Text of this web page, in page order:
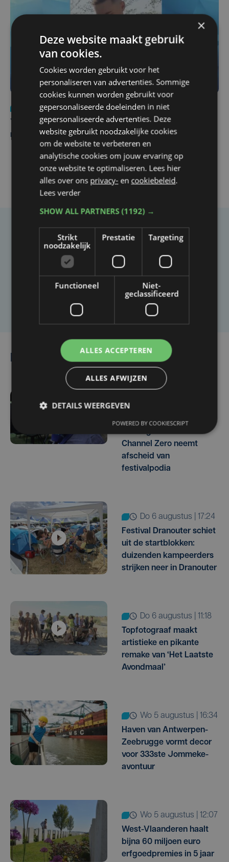
Nieuws
do 6 augustus | 21:30
Yaro (19), slachtoffer van vechtpartij, is na
maandenlange coma overleden
Taalfout opgemerkt?
Heb je een taal- of schrijffout opgemerkt in dit
artikel?
Laat het ons weten
Alcatraz voor het eerst
Channel Zero neemt
afscheid van
festivalpodia
do 6 augustus | 17:24
Festival Dranouter schiet
uit de startblokken:
duizenden kampeerders
strijken neer in Dranouter
do 6 augustus | 11:18
Topfotograaf maakt
artistieke en pikante
remake van ‘Het Laatste
Avondmaal’
wo 5 augustus | 16:34
Haven van Antwerpen-
Zeebrugge vormt decor
voor 333ste Jommeke-
avontuur
wo 5 augustus | 12:07
West-Vlaanderen haalt
bijna 60 miljoen euro
erfgoedpremies in 5 jaar
×
Deze website maakt gebruik
van cookies.
Cookies worden gebruikt voor het
personaliseren van advertenties. Sommige
cookies kunnen worden gebruikt voor
gepersonaliseerde doeleinden in niet
gepersonaliseerde advertenties. Deze
website gebruikt noodzakelijke cookies
om de website te verbeteren en
analytische cookies om jouw ervaring op
onze website te optimaliseren. Lees hier
alles over ons privacy- en cookiebeleid.
Lees verder
SHOW ALL PARTNERS(1192) →
Strikt
noodzakelijk
Prestatie Targeting
Functioneel
Niet-
geclassificeerd
ALLES ACCEPTEREN
ALLES AFWIJZEN
DETAILS WEERGEVEN
POWERED BY COOKIESCRIPT